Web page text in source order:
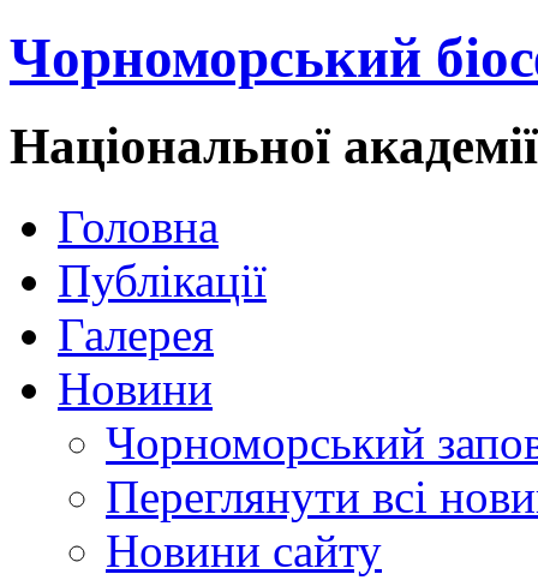
Чорноморський
Національної
Головна
Публікації
Галерея
Новини
Чорноморський
Переглянути всі
Новини сайту